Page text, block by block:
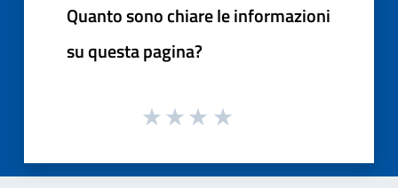
Quanto sono chiare le informazioni
su questa pagina?